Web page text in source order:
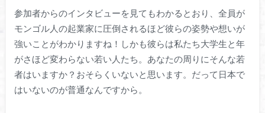
参加者からのインタビューを見てもわかるとおり、全員が
モンゴル人の起業家に圧倒されるほど彼らの姿勢や想いが
強いことがわかりますね！しかも彼らは私たち大学生と年
がさほど変わらない若い人たち。あなたの周りにそんな若
者はいますか？おそらくいないと思います。だって日本で
はいないのが普通なんですから。